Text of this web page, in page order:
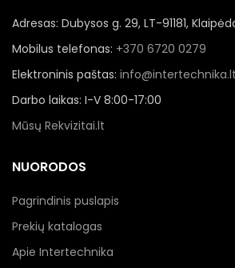
Adresas: Dubysos g. 29, LT-91181,
Mobilus telefonas: +370 6720 0279
Elektroninis paštas: info@intertechnika.lt
Darbo laikas: I-V 8:00-17:00
Mūsų Rekvizitai.lt
NUORODOS
Pagrindinis puslapis
Prekių katalogas
Apie Intertechnika